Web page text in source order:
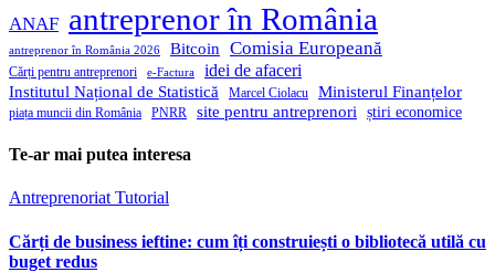
ANAF antreprenor în România
antreprenor în România 2026 Bitcoin Comisia Europeană
Cărți pentru antreprenori e-Factura idei de afaceri
Institutul Național de Statistică Marcel Ciolacu Ministerul Finanțelor
piața muncii din România PNRR site pentru antreprenori știri economice
Te-ar mai putea interesa
Antreprenoriat Tutorial
Cărți de business ieftine: cum îți construiești o bibliotecă utilă cu
buget redus